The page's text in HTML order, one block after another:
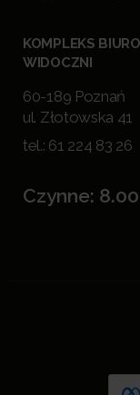
KOMPLEKS
WIDOCZNI
60-189 Poznań
ul. Złotowska 41
tel.: 61 224 83 26
Czynne: